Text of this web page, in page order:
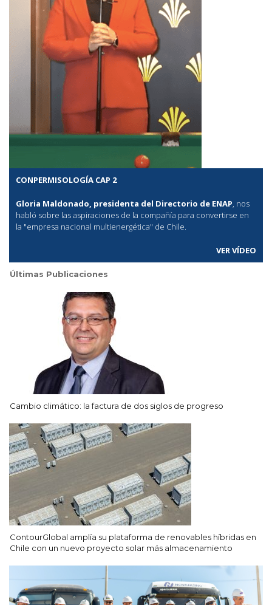
CONPERMISOLOGÍA CAP 2
Gloria Maldonado, presidenta del Directorio de ENAP , nos
habló sobre las aspiraciones de la compañía para convertirse en
la "empresa nacional multienergética" de Chile.
VER VÍDEO
Últimas Publicaciones
Cambio climático: la factura de dos siglos de progreso
ContourGlobal amplía su plataforma de renovables híbridas en
Chile con un nuevo proyecto solar más almacenamiento